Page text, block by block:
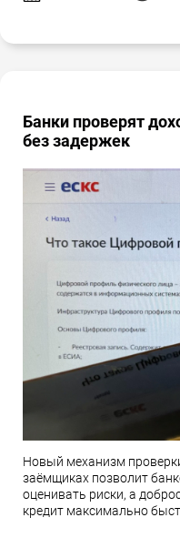
Банки проверят
без задержек
Новый механизм
заёмщиках позволит
оценивать риски, а
кредит максимально